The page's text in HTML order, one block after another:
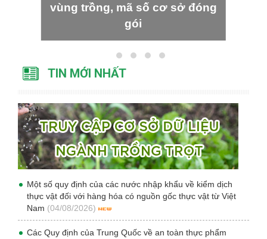
vùng trồng, mã số cơ sở đóng
gói
TIN MỚI NHẤT
Một số quy định của các nước nhập khẩu về kiểm dịch
thực vật đối với hàng hóa có nguồn gốc thực vật từ Việt
Nam (04/08/2026)
Các Quy định của Trung Quốc về an toàn thực phẩm